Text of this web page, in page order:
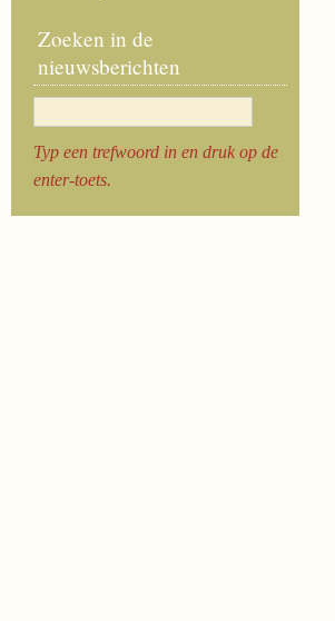
Zoeken in de
nieuwsberichten
Typ een trefwoord in en druk op de
enter-toets.